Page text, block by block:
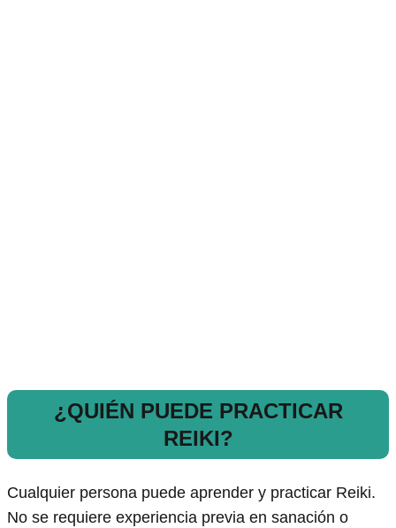
¿QUIÉN PUEDE PRACTICAR
REIKI?
Cualquier persona puede aprender y practicar Reiki.
No se requiere experiencia previa en sanación o